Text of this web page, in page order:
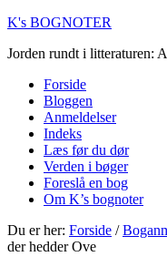
K's BOGNOTER
Jorden rundt i litteraturen:
Forside
Bloggen
Anmeldelser
Indeks
Læs før du dør
Verden i bøger
Foreslå en bog
Om K’s bognoter
Du er her: Forside /
der hedder Ove